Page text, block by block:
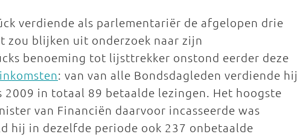
verdiende als parlementariër de afgelopen drie
zou blijken uit onderzoek naar zijn
benoeming tot lijsttrekker onstond eerder deze
: van van alle Bondsdagleden verdiende hij
2009 in totaal 89 betaalde lezingen. Het hoogste
van Financiën daarvoor incasseerde was
hij in dezelfde periode ook 237 onbetaalde